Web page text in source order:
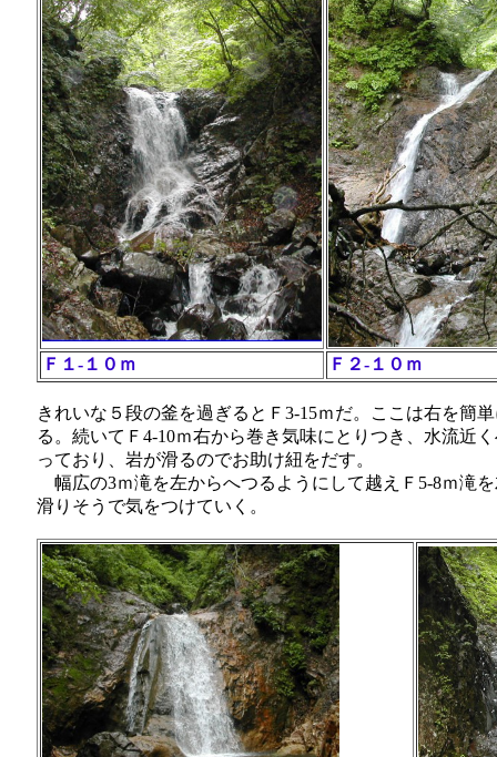
Ｆ１-１０ｍ Ｆ２-１０ｍ
きれいな５段の釜を過ぎるとＦ3-15ｍだ。ここは右を簡
る。続いてＦ4-10ｍ右から巻き気味にとりつき、水流近
っており、岩が滑るのでお助け紐をだす。
幅広の3ｍ滝を左からへつるようにして越えＦ5-8ｍ滝
滑りそうで気をつけていく。